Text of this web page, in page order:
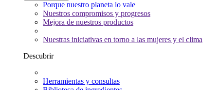
Porque nuestro planeta lo vale
Nuestros compromisos y progresos
Mejora de nuestros productos
Nuestras iniciativas en torno a las mujeres y el clima
Descubrir
Herramientas y consultas